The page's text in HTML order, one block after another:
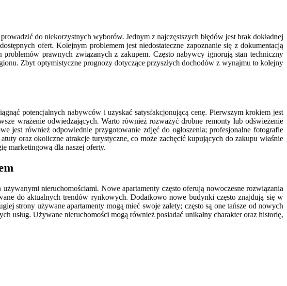
do niekorzystnych wyborów. Jednym z najczęstszych błędów jest brak dokładnej
ofert. Kolejnym problemem jest niedostateczne zapoznanie się z dokumentacją
prawnych związanych z zakupem. Często nabywcy ignorują stan techniczny
Zbyt optymistyczne prognozy dotyczące przyszłych dochodów z wynajmu to kolejny
potencjalnych nabywców i uzyskać satysfakcjonującą cenę. Pierwszym krokiem jest
wrażenie odwiedzających. Warto również rozważyć drobne remonty lub odświeżenie
jest również odpowiednie przygotowanie zdjęć do ogłoszenia; profesjonalne fotografie
oraz okoliczne atrakcje turystyczne, co może zachęcić kupujących do zakupu właśnie
marketingową dla naszej oferty.
nieruchomościami. Nowe apartamenty często oferują nowoczesne rozwiązania
do aktualnych trendów rynkowych. Dodatkowo nowe budynki często znajdują się w
strony używane apartamenty mogą mieć swoje zalety; często są one tańsze od nowych
usług. Używane nieruchomości mogą również posiadać unikalny charakter oraz historię,